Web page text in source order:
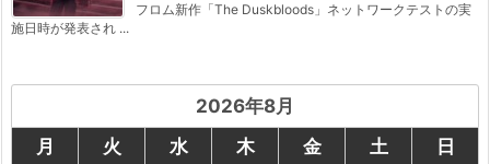
フロム新作「The Duskbloods」ネットワークテストの実
施日時が発表され ...
2026年8月
月
火 水 木 金 土
日